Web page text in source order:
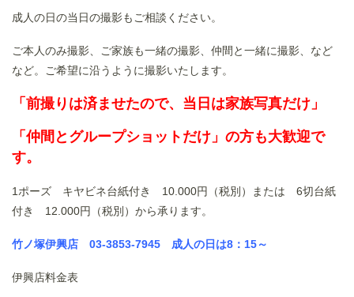
成人の日の当日の撮影もご相談ください。
ご本人のみ撮影、ご家族も一緒の撮影、仲間と一緒に撮影、など
など。ご希望に沿うように撮影いたします。
「前撮りは済ませたので、当日は家族写真だけ」
「仲間とグループショットだけ」 の方も大歓迎で
す。
1ポーズ キヤビネ台紙付き 10.000円（税別）または 6切台紙
付き 12.000円（税別）から承ります。
竹ノ塚伊興店 03-3853-7945 成人の日は8：15～
伊興店料金表